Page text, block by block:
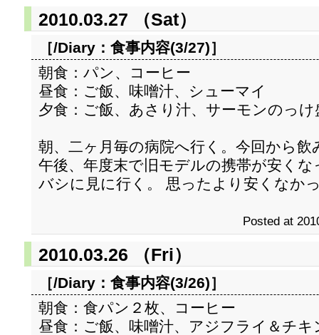
2010.03.27 （Sat）
［/Diary： 食事内容(3/27)］
朝食：パン、コーヒー
昼食：ご飯、味噌汁、シューマイ
夕食：ご飯、あさり汁、サーモンのっ
朝、二ヶ月毎の病院へ行く。今回から
午後、年度末で旧モデルの携帯が安く
バシに見に行く。 思ったより安くなか
Posted at
2010.03.26 （Fri）
［/Diary： 食事内容(3/26)］
朝食：食パン２枚、コーヒー
昼食：ご飯、味噌汁、アジフライ＆チ